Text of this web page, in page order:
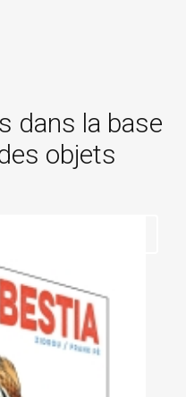
dans la base
objets